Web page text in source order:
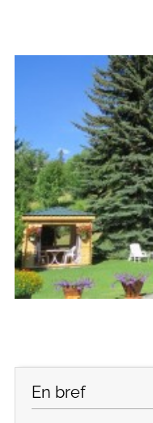
Les
Les
Les
Forfaits
En bref